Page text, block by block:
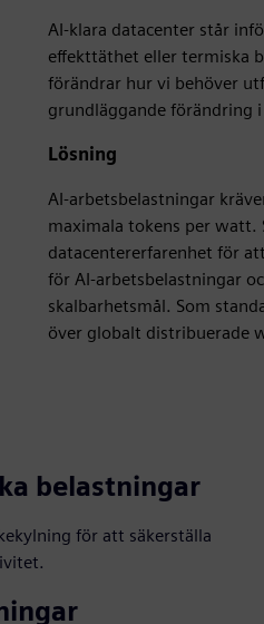
AI-klara datacenter står
effekttäthet eller termiska
förändrar hur vi behöver
grundläggande
Lösning
AI-arbetsbelastningar
maximala tokens per
datacentererfarenhet för
för AI-arbetsbelastningar
skalbarhetsmål. Som
över globalt distribuerade
belastningar
för att säkerställa